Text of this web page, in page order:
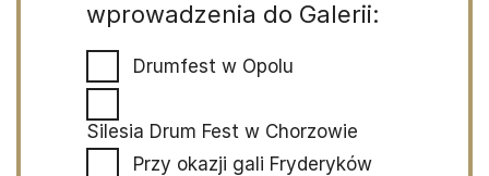
wprowadzenia do Galerii:
Drumfest w Opolu
Silesia Drum Fest w Chorzowie
Przy okazji gali Fryderyków